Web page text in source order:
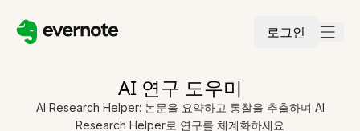
로그인
AI 연구 도우미
AI Research Helper: 논문을 요약하고 통찰을 추출하며 AI
Research Helper로 연구를 체계화하세요